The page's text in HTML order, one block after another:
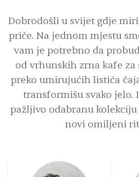
Dobrodošli u svijet gdje
priče. Na jednom mjestu
vam je potrebno da
od vrhunskih zrna kafe za
preko umirujućih listića
transformišu svako jelo.
pažljivo odabranu
novi omiljeni